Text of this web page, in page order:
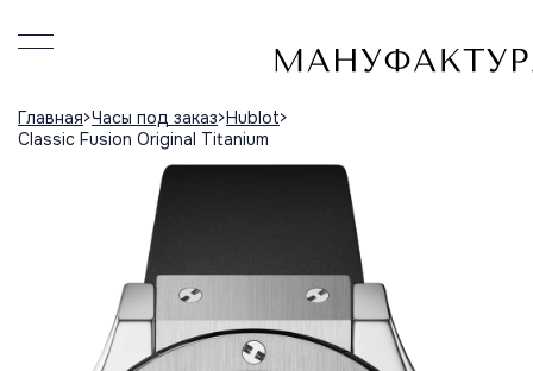
Главная Часы под заказ Hublot
Classic Fusion Original Titanium